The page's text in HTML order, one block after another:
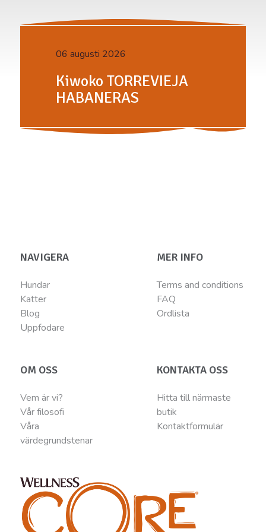
06 augusti 2026
Kiwoko TORREVIEJA
HABANERAS
NAVIGERA
Hundar
Katter
Blog
Uppfodare
MER INFO
Terms and conditions
FAQ
Ordlista
OM OSS
Vem är vi?
Vår filosofi
Våra
värdegrundstenar
KONTAKTA OSS
Hitta till närmaste
butik
Kontaktformulär